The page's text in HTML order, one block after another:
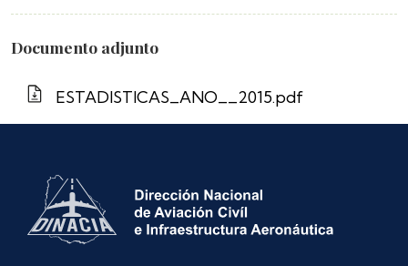
Documento adjunto
ESTADISTICAS_ANO__2015.pdf